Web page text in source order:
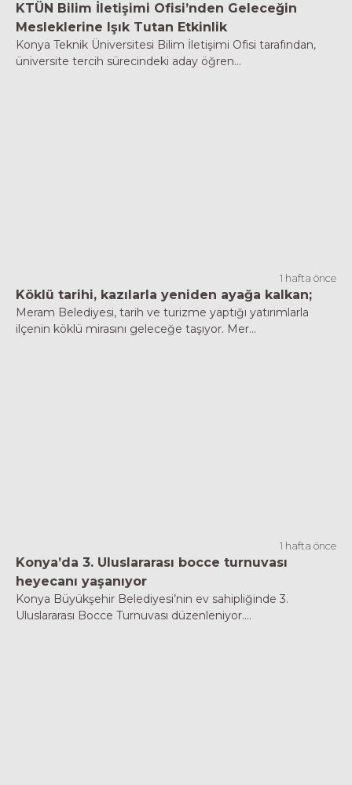
KTÜN Bilim İletişimi Ofisi’nden Geleceğin
Mesleklerine Işık Tutan Etkinlik
Konya Teknik Üniversitesi Bilim İletişimi Ofisi tarafından,
üniversite tercih sürecindeki aday öğren...
1 hafta önce
Köklü tarihi, kazılarla yeniden ayağa kalkan;
Meram Belediyesi, tarih ve turizme yaptığı yatırımlarla
ilçenin köklü mirasını geleceğe taşıyor. Mer...
1 hafta önce
Konya’da 3. Uluslararası bocce turnuvası
heyecanı yaşanıyor
Konya Büyükşehir Belediyesi’nin ev sahipliğinde 3.
Uluslararası Bocce Turnuvası düzenleniyor....